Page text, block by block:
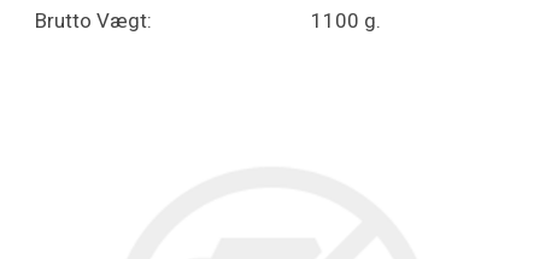
Brutto Vægt: 1100 g.